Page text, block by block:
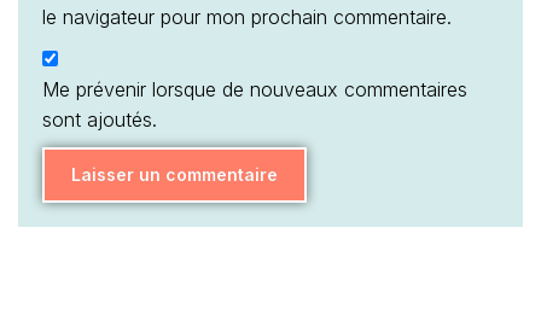
le navigateur pour mon prochain commentaire.
Me prévenir lorsque de nouveaux commentaires
sont ajoutés.